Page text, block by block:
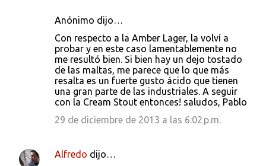
Anónimo dijo…
Con respecto a la Amber Lager, la volví a
probar y en este caso lamentablemente no
me resultó bien. Si bien hay un dejo tostado
de las maltas, me parece que lo que más
resalta es un fuerte gusto ácido que tienen
una gran parte de las industriales. A seguir
con la Cream Stout entonces! saludos, Pablo
29 de diciembre de 2013 a las 6:02 p.m.
Alfredo dijo…